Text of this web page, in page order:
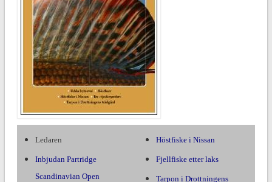
Ledaren
Inbjudan Partridge
Scandinavian Open
Höstfiske i Nissan
Fjellfiske etter laks
Tarpon i Drottningens